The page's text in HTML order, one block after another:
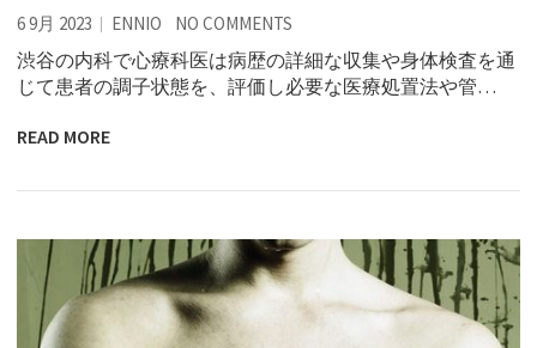
6 9月 2023 ENNIO NO COMMENTS
渋谷の内科で心療科医は病歴の詳細な収集や身体検査を通
じて患者の調子状態を、評価し必要な医療処置法や管…
READ MORE